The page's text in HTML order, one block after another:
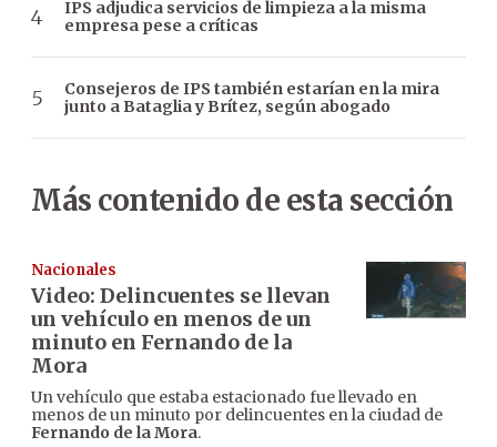
IPS adjudica servicios de limpieza a la misma
empresa pese a críticas
Consejeros de IPS también estarían en la mira
junto a Bataglia y Brítez, según abogado
Más contenido de esta sección
Nacionales
Video: Delincuentes se llevan
un vehículo en menos de un
minuto en Fernando de la
Mora
Un vehículo que estaba estacionado fue llevado en
menos de un minuto por delincuentes en la ciudad de
Fernando de la Mora.